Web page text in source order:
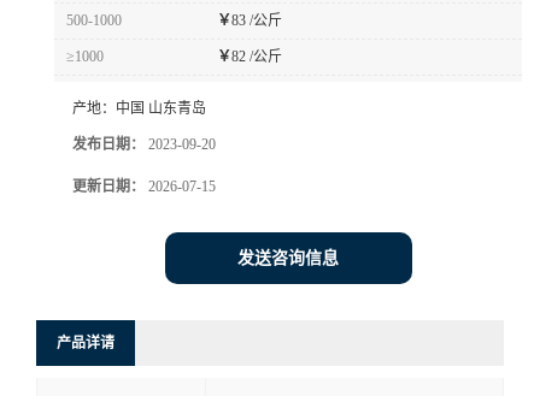
500-1000 ￥83 /公斤
≥1000 ￥82 /公斤
产地： 中国 山东青岛
发布日期： 2023-09-20
更新日期： 2026-07-15
发送咨询信息
产品详请